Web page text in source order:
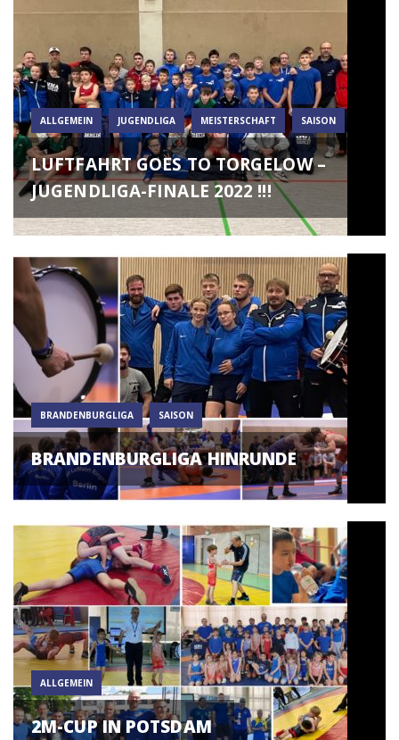
ALLGEMEIN JUGENDLIGA MEISTERSCHAFT SAISON
LUFTFAHRT GOES TO TORGELOW –
JUGENDLIGA-FINALE 2022 !!!
BRANDENBURGLIGA SAISON
BRANDENBURGLIGA HINRUNDE
ALLGEMEIN
2M-CUP IN POTSDAM